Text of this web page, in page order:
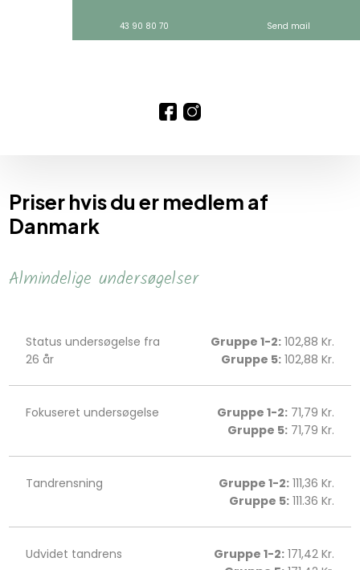
43 90 80 70 Send mail
​Priser hvis du er medlem af
Danmark​
Almindelige undersøgelser
Status undersøgelse fra
26 år
Gruppe 1-2:102,88 Kr.
Gruppe 5:102,88 Kr.
Fokuseret undersøgelse Gruppe 1-2:71,79 Kr.
Gruppe 5:71,79 Kr.
Tandrensning Gruppe 1-2:111,36 Kr.
Gruppe 5:111.36 Kr.
Udvidet tandrens Gruppe 1-2:171,42 Kr.